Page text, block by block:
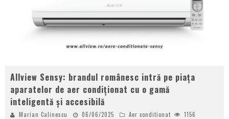
Allview Sensy: brandul românesc intră pe piața
aparatelor de aer condiționat cu o gamă
inteligentă și accesibilă
Marian Calinescu 06/06/2025 Aer conditionat 1156